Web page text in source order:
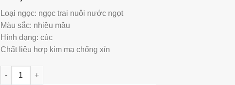
Loại ngọc: ngọc trai nuôi nước ngọt
Màu sắc: nhiều mầu
Hình dạng: cúc
Chất liệu hợp kim mạ chống xỉn
Cài Áo Ngọc Trai Bông Hoa Sang Trọng BR0108 số lượng